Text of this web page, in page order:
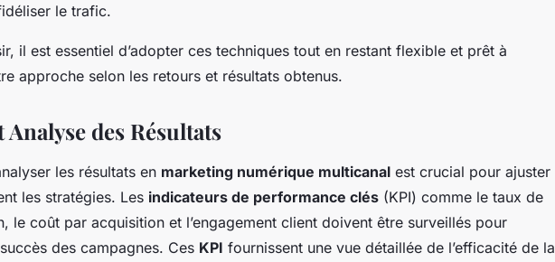
le trafic.
il est essentiel d’adopter ces techniques tout en restant flexible et prêt à
approche selon les retours et résultats obtenus.
Analyse des Résultats
les résultats en marketing numérique multicanal est crucial pour ajuster
les stratégies. Les indicateurs de performance clés (KPI) comme le taux de
le coût par acquisition et l’engagement client doivent être surveillés pour
des campagnes. Ces KPI fournissent une vue détaillée de l’efficacité de la